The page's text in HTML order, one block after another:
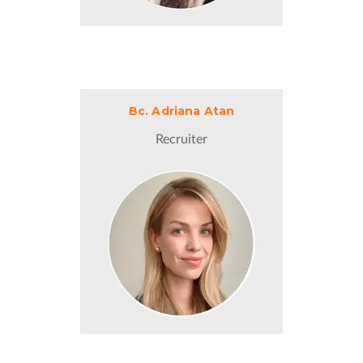
unternimmt verschiedenste Reisen.
Bc. Adriana Atan
Recruiter
Bc. Adriana Atan